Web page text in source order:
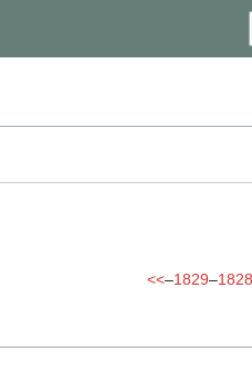
1828
–
1829
–
>>